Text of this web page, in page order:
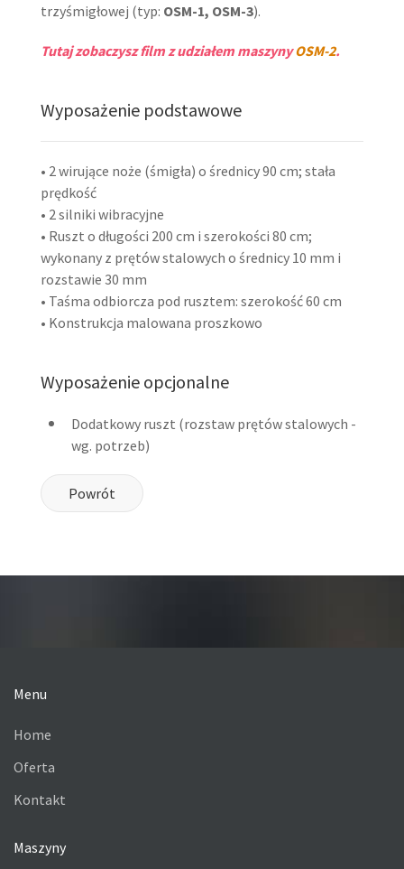
trzyśmigłowej (typ: OSM-1, OSM-3).
Tutaj zobaczysz film z udziałem maszynyOSM-2.
Wyposażenie podstawowe
• 2 wirujące noże (śmigła) o średnicy 90 cm; stała
prędkość
• 2 silniki wibracyjne
• Ruszt o długości 200 cm i szerokości 80 cm;
wykonany z prętów stalowych o średnicy 10 mm i
rozstawie 30 mm
• Taśma odbiorcza pod rusztem: szerokość 60 cm
• Konstrukcja malowana proszkowo
Wyposażenie opcjonalne
Dodatkowy ruszt (rozstaw prętów stalowych -
wg. potrzeb)
Powrót
Menu
Home
Oferta
Kontakt
Maszyny